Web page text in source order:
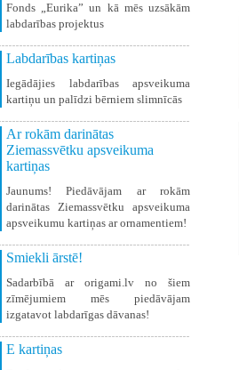
Fonds „Eurika” un kā mēs uzsākām
labdarības projektus
Labdarības kartiņas
Iegādājies labdarības apsveikuma
kartiņu un palīdzi bērniem slimnīcās
Ar rokām darinātas
Ziemassvētku apsveikuma
kartiņas
Jaunums! Piedāvājam ar rokām
darinātas Ziemassvētku apsveikuma
apsveikumu kartiņas ar ornamentiem!
Smiekli ārstē!
Sadarbībā ar origami.lv no šiem
zīmējumiem mēs piedāvājam
izgatavot labdarīgas dāvanas!
E kartiņas